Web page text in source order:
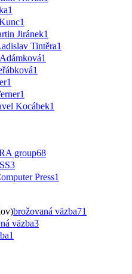
1
1
Jiránek1
Tintěra1
1
1
1
1
Kocábek1
group68
3
Press1
brožovaná väzba71
väzba3
1